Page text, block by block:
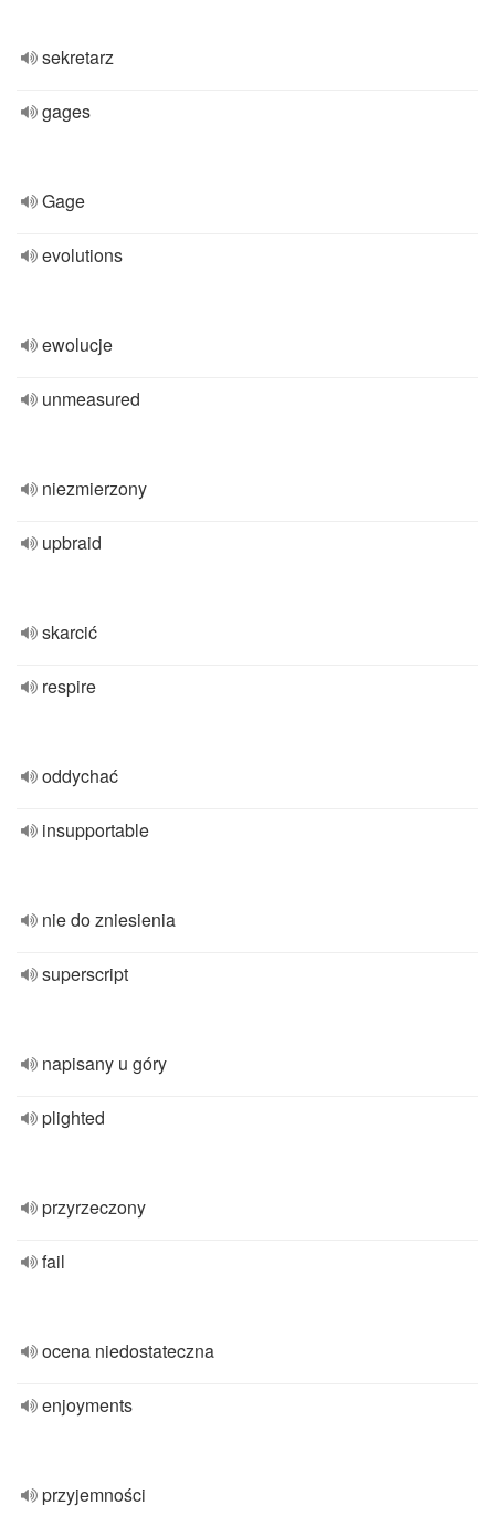
sekretarz
gages
Gage
evolutions
ewolucje
unmeasured
niezmierzony
upbraid
skarcić
respire
oddychać
insupportable
nie do zniesienia
superscript
napisany u góry
plighted
przyrzeczony
fail
ocena niedostateczna
enjoyments
przyjemności